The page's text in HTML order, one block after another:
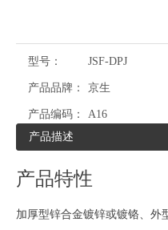
型号： JSF-DPJ
产品品牌： 京生
产品编码：
A16
产品描述
产品特性
加厚型锌合金镀锌或镀铬、外